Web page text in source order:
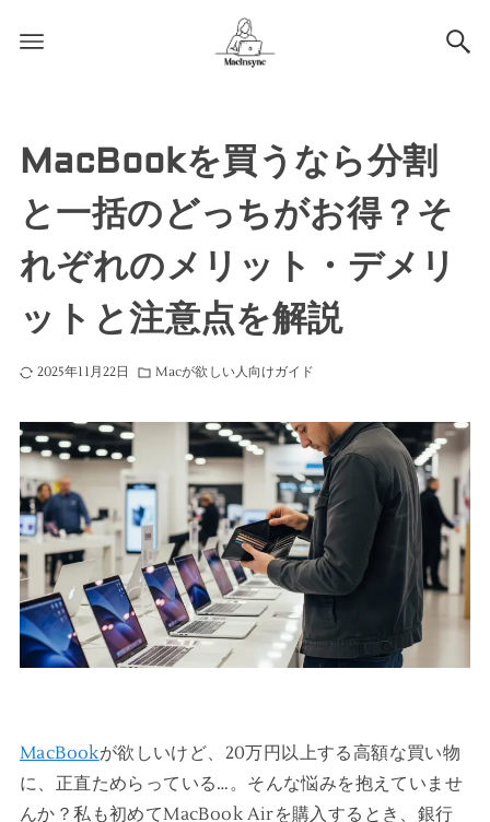
MacBookを買うなら分割
と一括のどっちがお得？そ
れぞれのメリット・デメリ
ットと注意点を解説
2025年11月22日 Macが欲しい人向けガイド
MacBookが欲しいけど、20万円以上する高額な買い物
に、正直ためらっている…。そんな悩みを抱えていませ
んか？私も初めてMacBook Airを購入するとき、銀行